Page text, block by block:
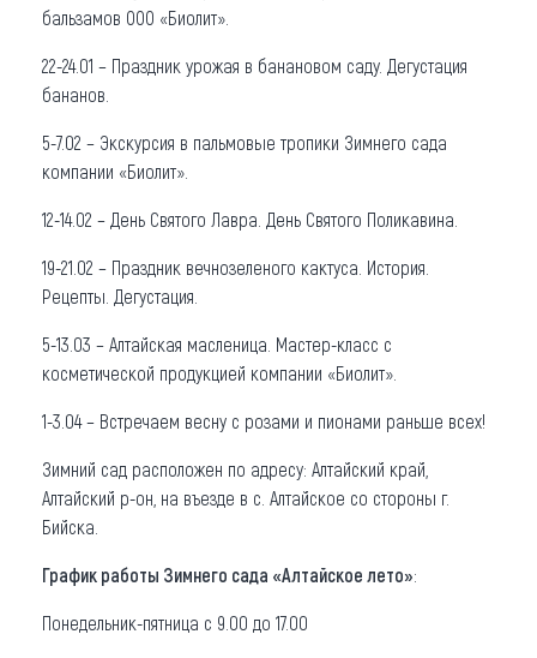
бальзамов ООО «Биолит».
22-24.01 – Праздник урожая в банановом саду. Дегустация
бананов.
5-7.02 – Экскурсия в пальмовые тропики Зимнего сада
компании «Биолит».
12-14.02 – День Святого Лавра. День Святого Поликавина.
19-21.02 – Праздник вечнозеленого кактуса. История.
Рецепты. Дегустация.
5-13.03 – Алтайская масленица. Мастер-класс с
косметической продукцией компании «Биолит».
1-3.04 – Встречаем весну с розами и пионами раньше всех!
Зимний сад расположен по адресу: Алтайский край,
Алтайский р-он, на въезде в с. Алтайское со стороны г.
Бийска.
График работы Зимнего сада «Алтайское лето»:
Понедельник-пятница с 9.00 до 17.00